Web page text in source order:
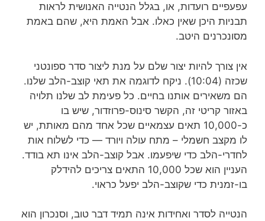
עפעפיים רועדות, או, בגלל הנטייה האנושית לראות
תבניות היכן שאין כאלו. אבל האמת היא, שהם באמת
מסונכרנים היטב.
אין צורך להיות יצור שלם על מנת ליצור סדר ספונטני
שכזה (10:04).
ניקח לדוגמה את תאי קוצב-הלב שלנו.
הם משאירים אותנו בחיים. כל פעימת לב שלנו תלויה
באזור קריטי זה, הקשר סינוס-פרוזדור, שיש בו
כ-10,000 תאים עצמאיים שכל אחד מהם מאותת,
יש
לו מקצב חשמלי – מתח עולה ויורד — כדי לשלוח אות
לחדרי-הלב כדי שיפעמו. אבל קוצב-הלב אינו תא בודד.
העניין הוא שכל 10,000 התאים צריכים להידלק
בו-זמנית כדי שקוצב-הלב יפעל כראוי.
הנטייה לסדר ואחידות אינה תמיד דבר טוב, וסנכרון הוא